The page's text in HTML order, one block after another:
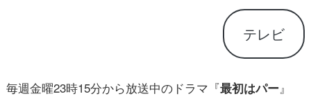
テレビ
毎週金曜23時15分から放送中のドラマ『最初はパー』